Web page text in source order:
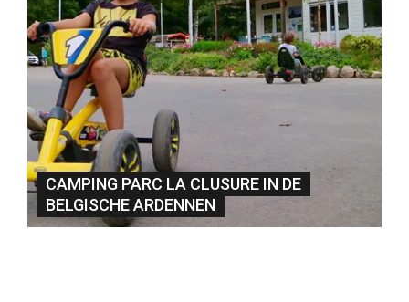
CAMPING PARC LA CLUSURE IN DE
BELGISCHE ARDENNEN